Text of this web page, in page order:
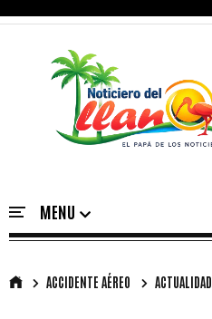
ACCIDENTE AÉREO ACTUALIDAD